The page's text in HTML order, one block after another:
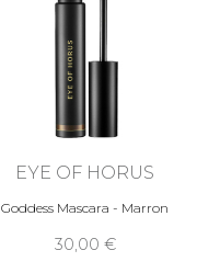
EYE OF HORUS
Goddess Mascara - Marron
30,00